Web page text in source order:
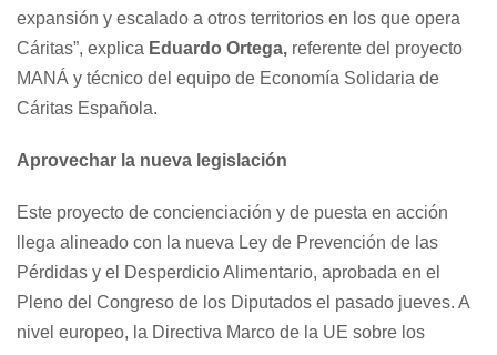
expansión y escalado a otros territorios en los que opera
Cáritas”, explica Eduardo Ortega, referente del proyecto
MANÁ y técnico del equipo de Economía Solidaria de
Cáritas Española.
Aprovechar la nueva legislación
Este proyecto de concienciación y de puesta en acción
llega alineado con la nueva Ley de Prevención de las
Pérdidas y el Desperdicio Alimentario, aprobada en el
Pleno del Congreso de los Diputados el pasado jueves. A
nivel europeo, la Directiva Marco de la UE sobre los